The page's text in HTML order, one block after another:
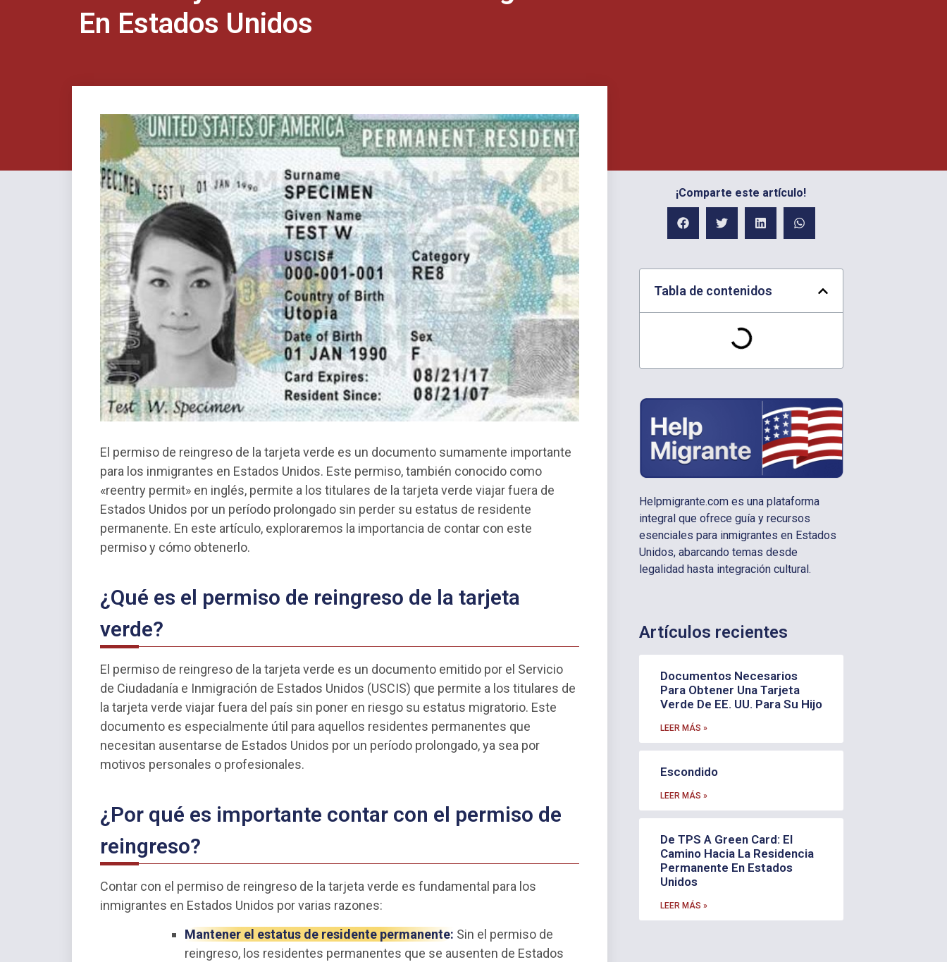
En Estados Unidos
El permiso de reingreso de la tarjeta verde es un documento sumamente importante
para los inmigrantes en Estados Unidos. Este permiso, también conocido como
«reentry permit» en inglés, permite a los titulares de la tarjeta verde viajar fuera de
Estados Unidos por un período prolongado sin perder su estatus de residente
permanente. En este artículo, exploraremos la importancia de contar con este
permiso y cómo obtenerlo.
¿Qué es el permiso de reingreso de la tarjeta
verde?
El permiso de reingreso de la tarjeta verde es un documento emitido por el Servicio
de Ciudadanía e Inmigración de Estados Unidos (USCIS) que permite a los titulares de
la tarjeta verde viajar fuera del país sin poner en riesgo su estatus migratorio. Este
documento es especialmente útil para aquellos residentes permanentes que
necesitan ausentarse de Estados Unidos por un período prolongado, ya sea por
motivos personales o profesionales.
¿Por qué es importante contar con el permiso de
reingreso?
Contar con el permiso de reingreso de la tarjeta verde es fundamental para los
inmigrantes en Estados Unidos por varias razones:
Mantener el estatus de residente permanente: Sin el permiso de
reingreso, los residentes permanentes que se ausenten de Estados
¡Comparte este artículo!
Tabla de contenidos
Helpmigrante.com es una plataforma
integral que ofrece guía y recursos
esenciales para inmigrantes en Estados
Unidos, abarcando temas desde
legalidad hasta integración cultural.
Artículos recientes
Documentos Necesarios
Para Obtener Una Tarjeta
Verde De EE. UU. Para Su Hijo
LEER MÁS »
Escondido
LEER MÁS »
De TPS A Green Card: El
Camino Hacia La Residencia
Permanente En Estados
Unidos
LEER MÁS »